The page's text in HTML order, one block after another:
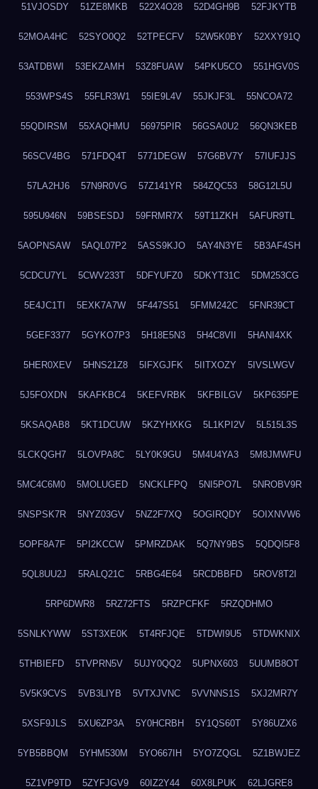
51VJOSDY 51ZE8MKB 522X4O28 52D4GH9B 52FJKYTB
52MOA4HC 52SYO0Q2 52TPECFV 52W5K0BY 52XXY91Q
53ATDBWI 53EKZAMH 53Z8FUAW 54PKU5CO 551HGV0S
553WPS4S 55FLR3W1 55IE9L4V 55JKJF3L 55NCOA72
55QDIRSM 55XAQHMU 56975PIR 56GSA0U2 56QN3KEB
56SCV4BG 571FDQ4T 5771DEGW 57G6BV7Y 57IUFJJS
57LA2HJ6 57N9R0VG 57Z141YR 584ZQC53 58G12L5U
595U946N 59BSESDJ 59FRMR7X 59T11ZKH 5AFUR9TL
5AOPNSAW 5AQL07P2 5ASS9KJO 5AY4N3YE 5B3AF4SH
5CDCU7YL 5CWV233T 5DFYUFZ0 5DKYT31C 5DM253CG
5E4JC1TI 5EXK7A7W 5F447S51 5FMM242C 5FNR39CT
5GEF3377 5GYKO7P3 5H18E5N3 5H4C8VII 5HANI4XK
5HER0XEV 5HNS21Z8 5IFXGJFK 5IITXOZY 5IVSLWGV
5J5FOXDN 5KAFKBC4 5KEFVRBK 5KFBILGV 5KP635PE
5KSAQAB8 5KT1DCUW 5KZYHXKG 5L1KPI2V 5L515L3S
5LCKQGH7 5LOVPA8C 5LY0K9GU 5M4U4YA3 5M8JMWFU
5MC4C6M0 5MOLUGED 5NCKLFPQ 5NI5PO7L 5NROBV9R
5NSPSK7R 5NYZ03GV 5NZ2F7XQ 5OGIRQDY 5OIXNVW6
5OPF8A7F 5PI2KCCW 5PMRZDAK 5Q7NY9BS 5QDQI5F8
5QL8UU2J 5RALQ21C 5RBG4E64 5RCDBBFD 5ROV8T2I
5RP6DWR8 5RZ72FTS 5RZPCFKF 5RZQDHMO
5SNLKYWW 5ST3XE0K 5T4RFJQE 5TDWI9U5 5TDWKNIX
5THBIEFD 5TVPRN5V 5UJY0QQ2 5UPNX603 5UUMB8OT
5V5K9CVS 5VB3LIYB 5VTXJVNC 5VVNNS1S 5XJ2MR7Y
5XSF9JLS 5XU6ZP3A 5Y0HCRBH 5Y1QS60T 5Y86UZX6
5YB5BBQM 5YHM530M 5YO667IH 5YO7ZQGL 5Z1BWJEZ
5Z1VP9TD 5ZYFJGV9 60IZ2Y44 60X8LPUK 62LJGRE8